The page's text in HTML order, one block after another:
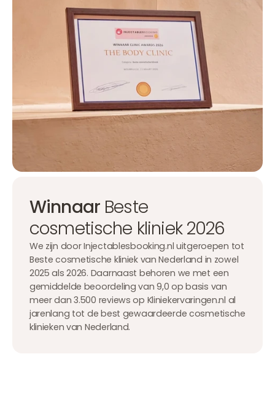
Winnaar Beste
cosmetische kliniek 2026
We zijn door Injectablesbooking.nl uitgeroepen tot
Beste cosmetische kliniek van Nederland in zowel
2025 als 2026. Daarnaast behoren we met een
gemiddelde beoordeling van 9,0 op basis van
meer dan 3.500 reviews op Kliniekervaringen.nl al
jarenlang tot de best gewaardeerde cosmetische
klinieken van Nederland.